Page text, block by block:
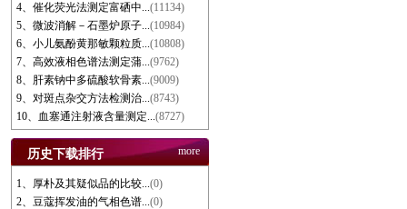
4、催化荧光法测定富硒中...(11134)
5、微波消解－石墨炉原子...(10984)
6、小儿氨酚黄那敏颗粒质...(10808)
7、高效液相色谱法测定蒲...(9762)
8、肝素钠中多硫酸软骨素...(9009)
9、对斑点杂交方法检测治...(8743)
10、血塞通注射液含量测定...(8727)
历史下载排行 more
1、厚朴及其疑似品的比较...(0)
2、豆蔻挥发油的气相色谱...(0)